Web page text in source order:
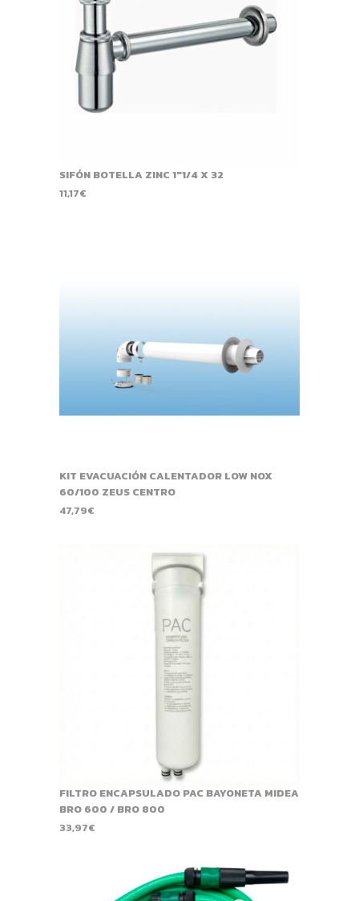
SIFÓN BOTELLA ZINC 1"1/4 X 32
11,17€
KIT EVACUACIÓN CALENTADOR LOW NOX
60/100 ZEUS CENTRO
47,79€
FILTRO ENCAPSULADO PAC BAYONETA MIDEA
BRO 600 / BRO 800
33,97€